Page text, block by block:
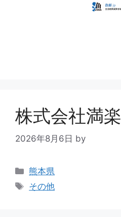
株式会社満楽
2026年8月6日 by
熊本県
その他